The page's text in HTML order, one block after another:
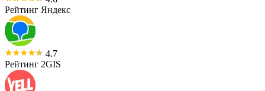
Рейтинг Яндекс
4.7
Рейтинг 2GIS